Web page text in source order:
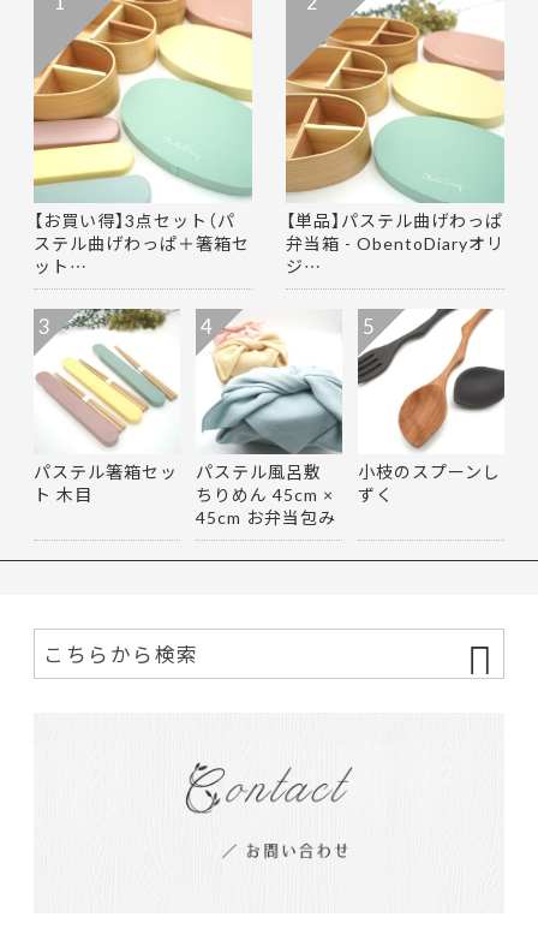
【お買い得】3点セット（パ
ステル曲げわっぱ＋箸箱セ
ット…
【単品】パステル曲げわっぱ
弁当箱 - ObentoDiaryオリ
ジ…
パステル箸箱セッ
ト 木目
3
パステル風呂敷
ちりめん 45cm ×
45cm お弁当包み
マルチ…
4
小枝のスプーンし
ずく
5